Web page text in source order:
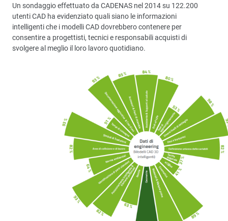
Un sondaggio effettuato da CADENAS nel 2014 su 122.200
utenti CAD ha evidenziato quali siano le informazioni
intelligenti che i modelli CAD dovrebbero contenere per
consentire a progettisti, tecnici e responsabili acquisti di
svolgere al meglio il loro lavoro quotidiano.